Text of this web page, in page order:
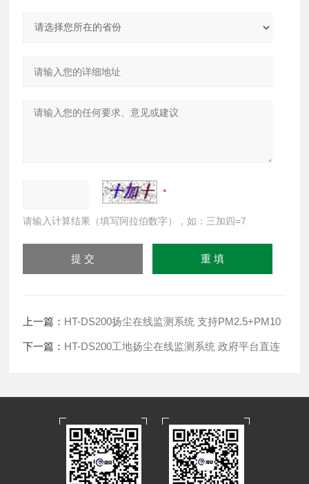
请输入计算结果（填写阿拉伯数字），如：三加四=7
上一篇： HT-DS200扬尘在线监测系统 支持PM2.5+PM10
下一篇： HT-DS200工地扬尘在线监测系统 政府平台直连